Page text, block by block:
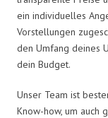
ein individuelles
Vorstellungen
den Umfang deines
dein Budget.
Unser Team ist
Know-how, um auch